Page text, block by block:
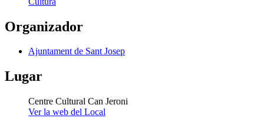
Organizador
Ajuntament de Sant Josep
Lugar
Centre Cultural Can Jeroni
Ver la web del Local